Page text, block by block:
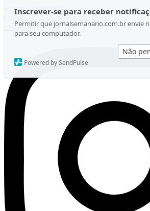
Inscrever-se para receber
Permitir que jornalsemanario.com.br envie
para seu computador.
Não
Powered by SendPulse
Ir para o conteúdo
Quinta-feira, 06 de Agosto de 2026
Instagram